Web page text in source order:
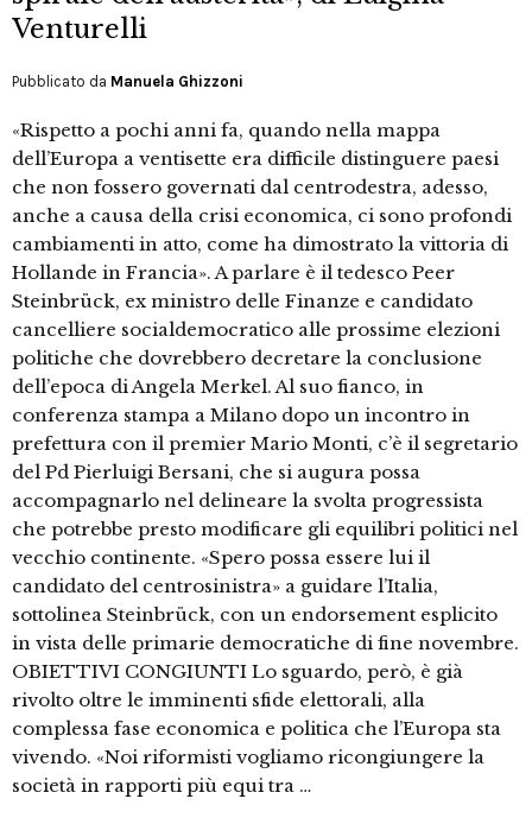
Venturelli
Pubblicato da Manuela Ghizzoni
«Rispetto a pochi anni fa, quando nella mappa
dell’Europa a ventisette era difficile distinguere paesi
che non fossero governati dal centrodestra, adesso,
anche a causa della crisi economica, ci sono profondi
cambiamenti in atto, come ha dimostrato la vittoria di
Hollande in Francia». A parlare è il tedesco Peer
Steinbrück, ex ministro delle Finanze e candidato
cancelliere socialdemocratico alle prossime elezioni
politiche che dovrebbero decretare la conclusione
dell’epoca di Angela Merkel. Al suo fianco, in
conferenza stampa a Milano dopo un incontro in
prefettura con il premier Mario Monti, c’è il segretario
del Pd Pierluigi Bersani, che si augura possa
accompagnarlo nel delineare la svolta progressista
che potrebbe presto modificare gli equilibri politici nel
vecchio continente. «Spero possa essere lui il
candidato del centrosinistra» a guidare l’Italia,
sottolinea Steinbrück, con un endorsement esplicito
in vista delle primarie democratiche di fine novembre.
OBIETTIVI CONGIUNTI Lo sguardo, però, è già
rivolto oltre le imminenti sfide elettorali, alla
complessa fase economica e politica che l’Europa sta
vivendo. «Noi riformisti vogliamo ricongiungere la
società in rapporti più equi tra …